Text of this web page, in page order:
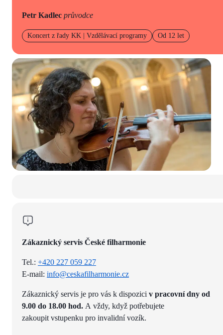
Petr Kadlec průvodce
Koncert z řady KK | Vzdělávací programy Od 12 let
Zákaznický servis České filharmonie
Tel.: +420 227 059 227
E-mail: info@ceskafilharmonie.cz
Zákaznický servis je pro vás k dispozici v pracovní dny od
9.00 do 18.00 hod. A vždy, když potřebujete
zakoupit vstupenku pro invalidní vozík.